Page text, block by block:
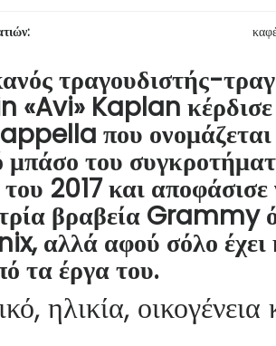
τραγουδιστής-
«Avi» Kaplan κέρδισε
που
μπάσο του
2017 και αποφάσισε
βραβεία Grammy
αλλά αφού σόλο έχει
τα έργα του.
ηλικία,